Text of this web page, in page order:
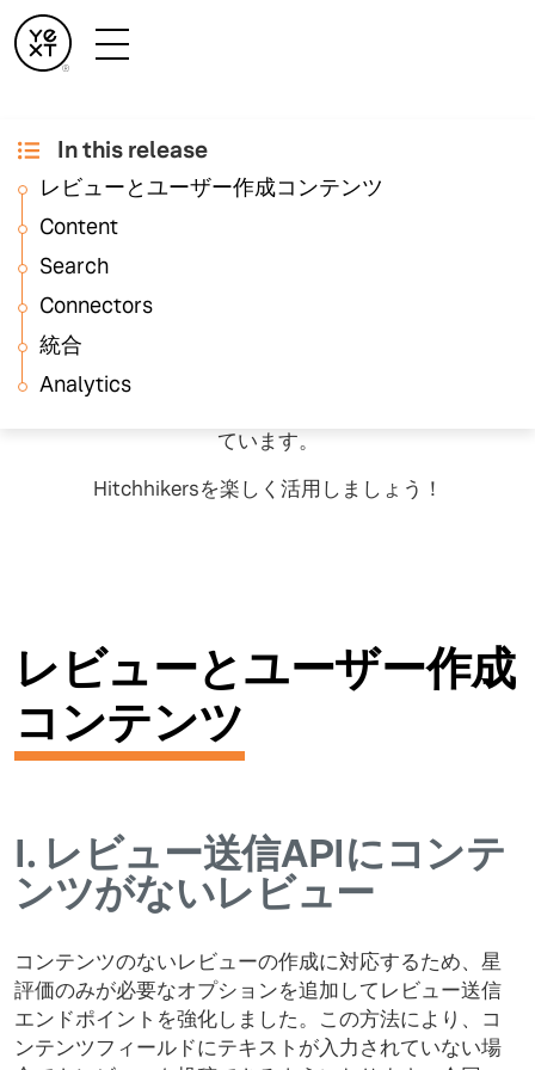
2023年10月の月次リ
リースノート
らしいYext機能をご利用いただけます。リリースプロ
セスについては
ています。
Hitchhikersを楽しく活用しましょう！
In this release
レビューとユーザー作成コンテンツ
Content
Search
Connectors
統合
Analytics
レビューとユーザー作成
コンテンツ
I. レビュー送信APIにコンテ
ンツがないレビュー
コンテンツのないレビューの作成に対応するため、星
評価のみが必要なオプションを追加してレビュー送信
エンドポイントを強化しました。この方法により、コ
ンテンツフィールドにテキストが入力されていない場